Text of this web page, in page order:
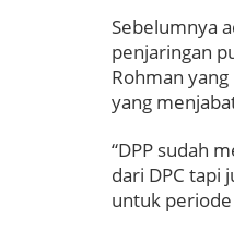
Sebelumnya
penjaringan
Rohman
yang
“DPP sudah
dari DPC tapi
untuk